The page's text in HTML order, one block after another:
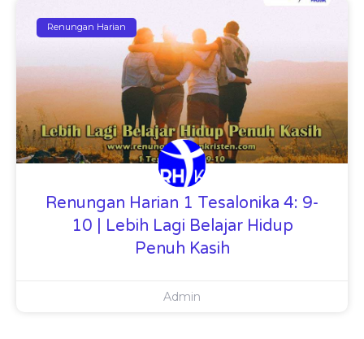
Renungan Harian
Renungan Harian 1 Tesalonika 4: 9-
10 | Lebih Lagi Belajar Hidup
Penuh Kasih
Admin